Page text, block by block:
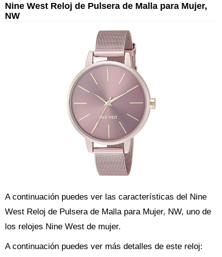
Nine West Reloj de Pulsera de Malla para Mujer,
NW
A continuación puedes ver las características del Nine
West Reloj de Pulsera de Malla para Mujer, NW, uno de
los relojes Nine West de mujer.
A continuación puedes ver más detalles de este reloj: